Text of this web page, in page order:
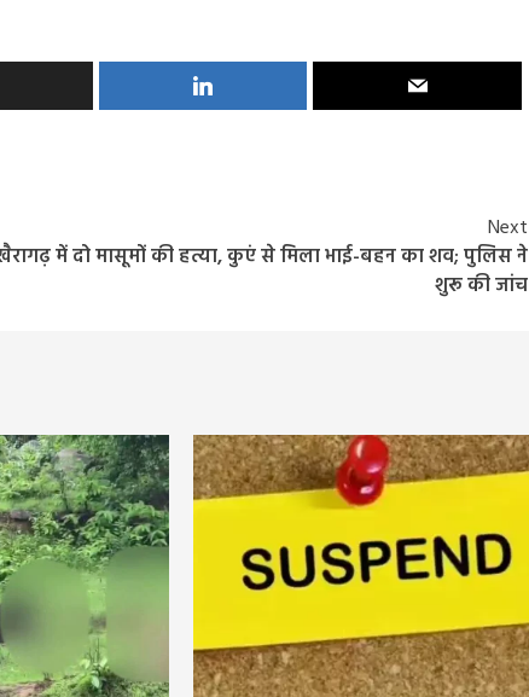
Next
में दो मासूमों की हत्या, कुएं से मिला भाई-बहन का शव; पुलिस ने
शुरू की जांच
दिग्गज पार्श्व गायिका जमुना रानी का निधन, 88 वर्ष की उम्र